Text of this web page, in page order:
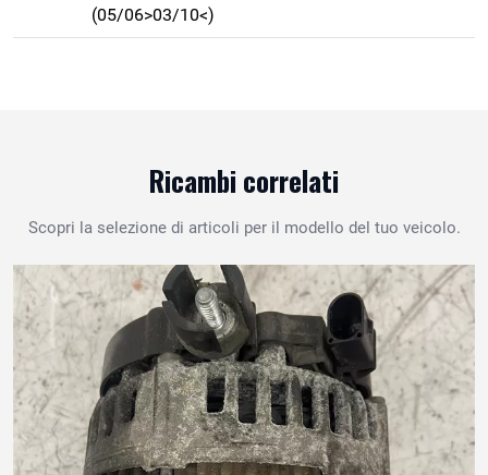
(05/06>03/10<)
Ricambi correlati
Scopri la selezione di articoli per il modello del tuo veicolo.